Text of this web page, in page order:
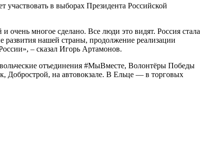
в выборах Президента Российской
многое сделано. Все люди это видят. Россия стала
нашей страны, продолжение реализации
– сказал Игорь Артамонов.
отъединения #МыВместе, Волонтёры Победы
Добрострой, на автовокзале. В Ельце — в торговых